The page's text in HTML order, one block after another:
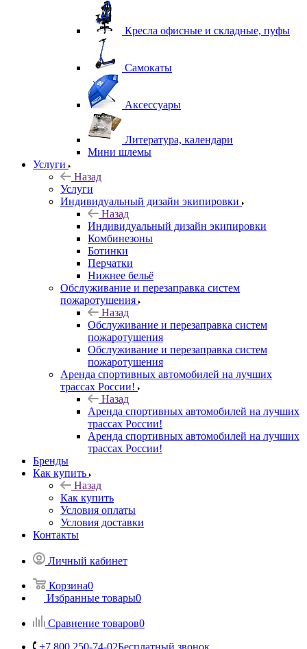
Кресла офисные и складные, пуфы
Самокаты
Аксессуары
Литература, календари
Мини шлемы
Услуги
Назад
Услуги
Индивидуальный дизайн экипировки
Назад
Индивидуальный дизайн экипировки
Комбинезоны
Ботинки
Перчатки
Нижнее бельё
Обслуживание и перезаправка систем
пожаротушения
Назад
Обслуживание и перезаправка систем
пожаротушения
Обслуживание и перезаправка систем
пожаротушения
Аренда спортивных автомобилей на лучших
трассах России!
Назад
Аренда спортивных автомобилей на лучших
трассах России!
Аренда спортивных автомобилей на лучших
трассах России!
Бренды
Как купить
Назад
Как купить
Условия оплаты
Условия доставки
Контакты
Личный кабинет
Корзина0
Избранные товары0
Сравнение товаров0
+7 800 250-74-02Бесплатный звонок